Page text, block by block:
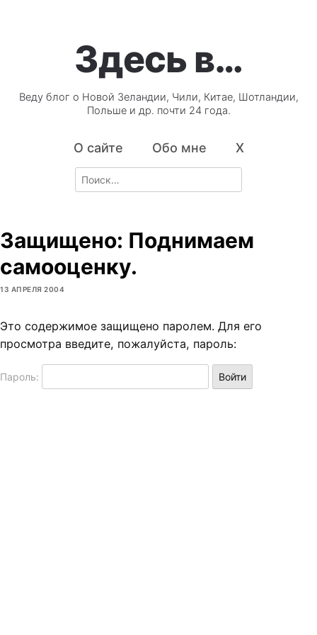
Здесь в…
Веду блог о Новой Зеландии, Чили, Китае, Шотландии,
Польше и др. почти 24 года.
О сайте Обо мне X
Search
for:
Защищено: Поднимаем
самооценку.
13 АПРЕЛЯ 2004
Это содержимое защищено паролем. Для его
просмотра введите, пожалуйста, пароль:
Пароль: